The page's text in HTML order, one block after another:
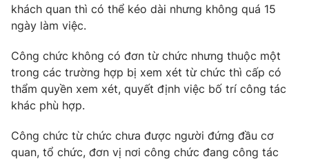
khách quan thì có thể kéo dài nhưng không quá 15
ngày làm việc.
Công chức không có đơn từ chức nhưng thuộc một
trong các trường hợp bị xem xét từ chức thì cấp có
thẩm quyền xem xét, quyết định việc bố trí công tác
khác phù hợp.
Công chức từ chức chưa được người đứng đầu cơ
quan, tổ chức, đơn vị nơi công chức đang công tác